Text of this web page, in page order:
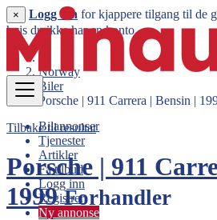
Bilannonser
Tjenester
Artikler
Få tilbud
Logg inn
Registrer
Ny annonse
× Logg inn for kjappere tilgang til de
hvis du ikke har en konto.
Norway
Biler
Porsche | 911 Carrera | Bensin |
Tilbake til resultat
Porsche | 911
1999Forhandler